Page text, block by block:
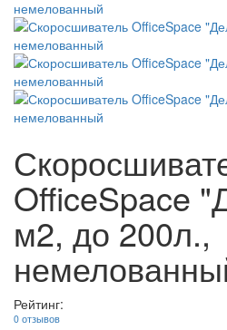
OfficeSpace
м2, до 200л.,
Рейтинг:
0 отзывов